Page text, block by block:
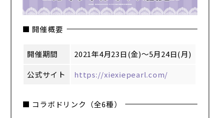
■ 開催概要
開催期間
2021年4月23日(金)～5月24日(月)
公式サイト
https://xiexiepearl.com/
■ コラボドリンク（全6種）